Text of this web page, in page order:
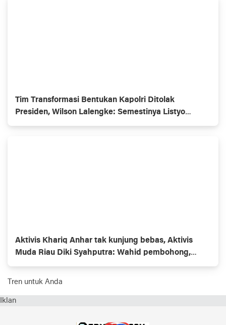
Tim Transformasi Bentukan Kapolri Ditolak
Presiden, Wilson Lalengke: Semestinya Listyo
Mundur Saja
Aktivis Khariq Anhar tak kunjung bebas, Aktivis
Muda Riau Diki Syahputra: Wahid pembohong,
Gubernur omon2
Tren untuk Anda
Iklan